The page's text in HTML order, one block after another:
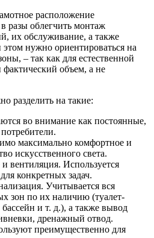
расположение
разы облегчить монтаж
их обслуживание, а также
нужно ориентироваться на
– так как для естественной
объем, а не
разделить на такие:
во внимание как постоянные,
максимально комфортное и
искусственного света.
вентиляция. Используется
конкретных задач.
Учитывается вся
зон по их наличию (туалет-
и т. д.), а также вывод
дренажный отвод.
преимущественно для